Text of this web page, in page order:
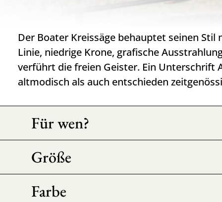
Der Boater Kreissäge behauptet seinen Stil
Linie, niedrige Krone, grafische
verführt die freien Geister. Ein Unterschrift
altmodisch als auch entschieden
Für wen?
Größe
Farbe